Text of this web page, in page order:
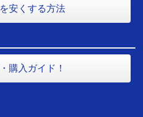
安くする方法
購入ガイド！